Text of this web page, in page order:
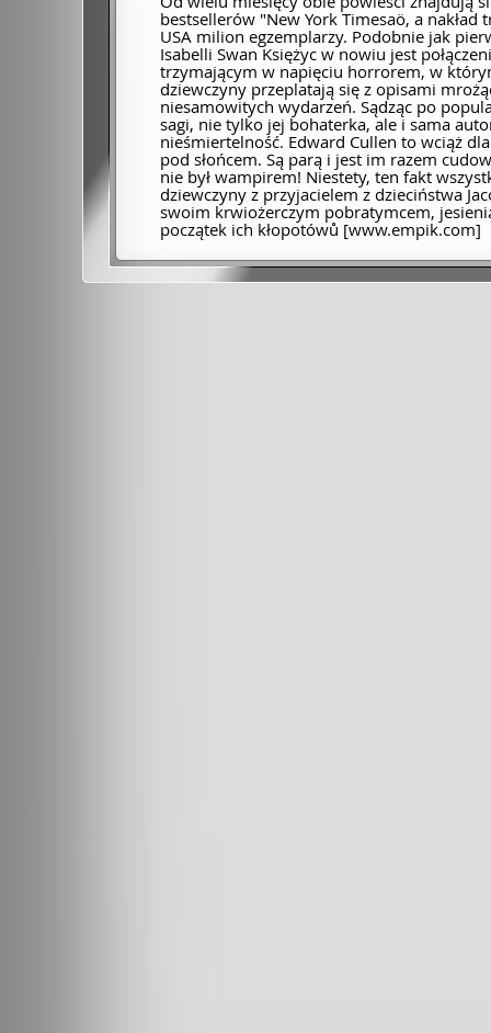
bestsellerów "New York Timesaö, a nakład
USA milion egzemplarzy. Podobnie jak
Isabelli Swan Księżyc w nowiu jest
trzymającym w napięciu horrorem, w
dziewczyny przeplatają się z opisami
niesamowitych wydarzeń. Sądząc po
sagi, nie tylko jej bohaterka, ale i sama
nieśmiertelność. Edward Cullen to wciąż
pod słońcem. Są parą i jest im razem
nie był wampirem! Niestety, ten fakt
dziewczyny z przyjacielem z dzieciństwa
swoim krwiożerczym pobratymcem,
początek ich kłopotówů [www.empik.com]